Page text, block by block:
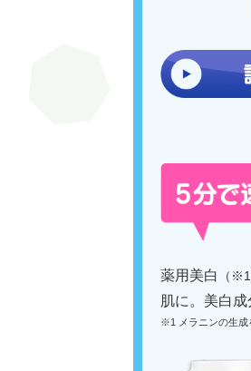
薬用美白 （※1
肌に。美白
※1 メラニンの生成